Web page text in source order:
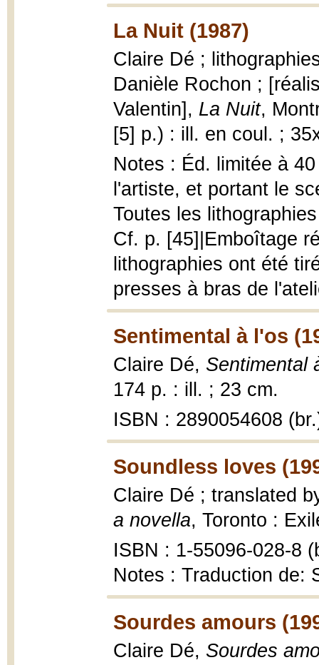
La Nuit (1987)
Claire Dé ;
Danièle Rochon ;
Valentin], La Nuit,
[5] p.) : ill. en coul. ;
Notes : Éd. limitée à
l'artiste, et portant le
Toutes les
Cf. p. [45]|Emboîtage
lithographies ont été
presses à bras de
Sentimental à l'os
Claire Dé, Sentimental
174 p. : ill. ; 23 cm.
ISBN : 2890054608
Soundless loves
Claire Dé ; translated
a novella, Toronto :
ISBN : 1-55096-028-8
Notes : Traduction de:
Sourdes amours
Claire Dé, Sourdes